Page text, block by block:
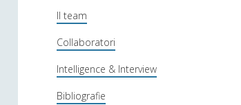
a
f
i
l
Il team
Collaboratori
Intelligence & Interview
Bibliografie